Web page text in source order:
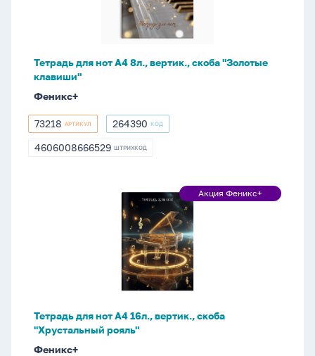
клавиши"
Тетрадь для нот А4 8л., вертик., скоба "Золотые
клавиши"
Феникс+
73218
73218 АРТИКУЛ 264390
264390 КОД
4606008666529
4606008666529 ШТРИХКОД
рояль"
Акция
Акция Феникс+
Тетрадь для нот А4 16л., вертик., скоба
"Хрустальный рояль"
Феникс+